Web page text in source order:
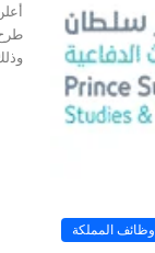
وظائف المملكة